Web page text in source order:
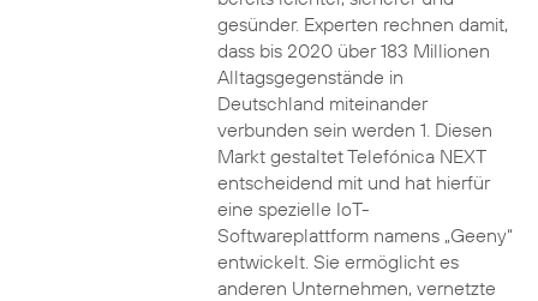
gesünder. Experten rechnen damit,
dass bis 2020 über 183 Millionen
Alltagsgegenstände in
Deutschland miteinander
verbunden sein werden 1. Diesen
Markt gestaltet Telefónica NEXT
entscheidend mit und hat hierfür
eine spezielle IoT-
Softwareplattform namens „Geeny“
entwickelt. Sie ermöglicht es
anderen Unternehmen, vernetzte